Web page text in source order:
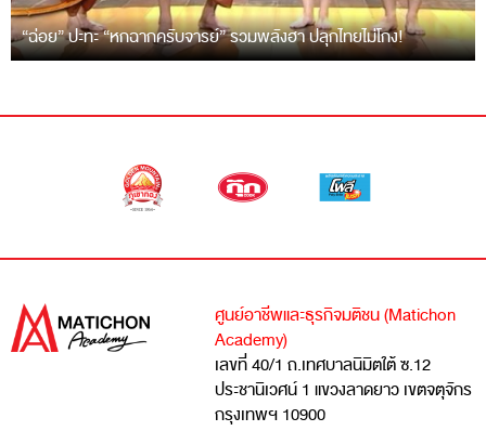
“ฉ่อย” ปะทะ “หกฉากครับจารย์” รวมพลังฮา ปลุกไทยไม่โกง!
ศูนย์อาชีพและธุรกิจมติชน (Matichon
Academy)
เลขที่ 40/1 ถ.เทศบาลนิมิตใต้ ซ.12
ประชานิเวศน์ 1 แขวงลาดยาว เขตจตุจักร
กรุงเทพฯ 10900